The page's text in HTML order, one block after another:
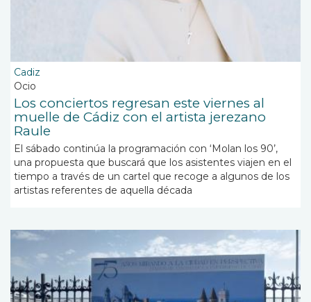
Cadiz
Ocio
Los conciertos regresan este viernes al
muelle de Cádiz con el artista jerezano
Raule
El sábado continúa la programación con ‘Molan los 90’,
una propuesta que buscará que los asistentes viajen en el
tiempo a través de un cartel que recoge a algunos de los
artistas referentes de aquella década